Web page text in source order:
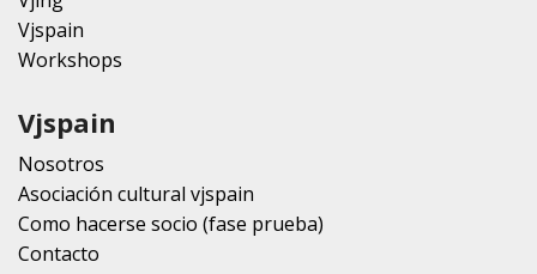
Vjspain
Workshops
Vjspain
Nosotros
Asociación cultural vjspain
Como hacerse socio (fase prueba)
Contacto